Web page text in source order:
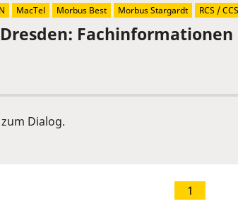
Dialog.
MacTel Morbus Best Morbus Stargardt RCS / CCS
1